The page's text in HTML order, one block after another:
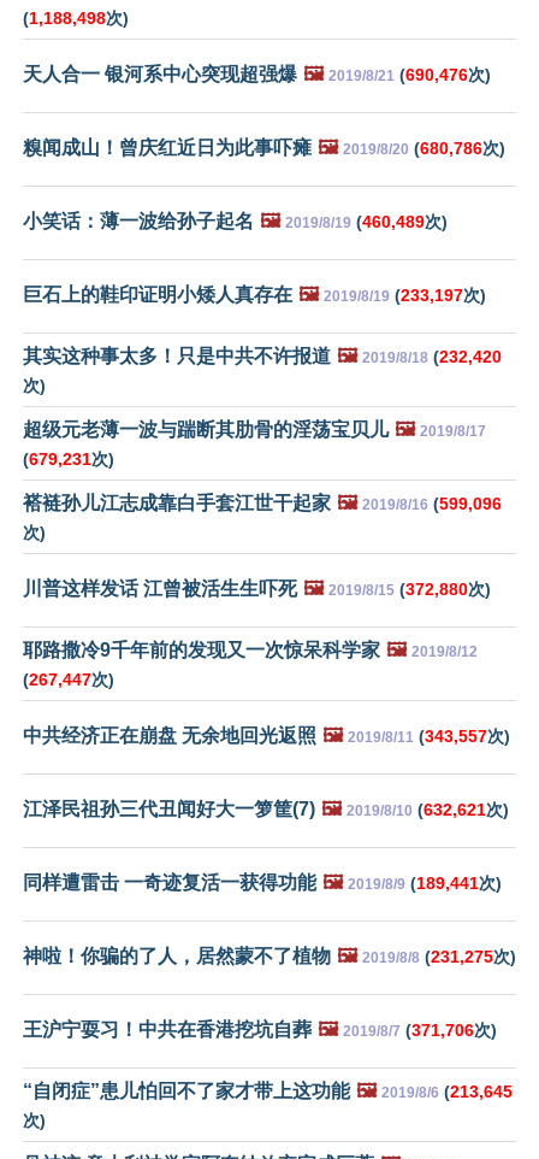
(1,188,498次)
天人合一 银河系中心突现超强爆 🖼️ 2019/8/21 (690,476次)
糗闻成山！曾庆红近日为此事吓瘫 🖼️ 2019/8/20 (680,786次)
小笑话：薄一波给孙子起名 🖼️ 2019/8/19 (460,489次)
巨石上的鞋印证明小矮人真存在 🖼️ 2019/8/19 (233,197次)
其实这种事太多！只是中共不许报道 🖼️ 2019/8/18 (232,420
次)
超级元老薄一波与踹断其肋骨的淫荡宝贝儿 🖼️ 2019/8/17
(679,231次)
褡裢孙儿江志成靠白手套江世干起家 🖼️ 2019/8/16 (599,096
次)
川普这样发话 江曾被活生生吓死 🖼️ 2019/8/15 (372,880次)
耶路撒冷9千年前的发现又一次惊呆科学家 🖼️ 2019/8/12
(267,447次)
中共经济正在崩盘 无余地回光返照 🖼️ 2019/8/11 (343,557次)
江泽民祖孙三代丑闻好大一箩筐(7) 🖼️ 2019/8/10 (632,621次)
同样遭雷击 一奇迹复活一获得功能 🖼️ 2019/8/9 (189,441次)
神啦！你骗的了人，居然蒙不了植物 🖼️ 2019/8/8 (231,275次)
王沪宁耍习！中共在香港挖坑自葬 🖼️ 2019/8/7 (371,706次)
“自闭症”患儿怕回不了家才带上这功能 🖼️ 2019/8/6 (213,645
次)